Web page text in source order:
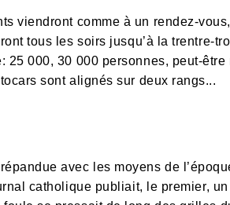
viendront comme à un rendez-
tous les soirs jusqu’à la trentre-
25 000, 30 000 personnes, peut-
sont alignés sur deux rangs...
avec les moyens de
catholique publiait, le premier,